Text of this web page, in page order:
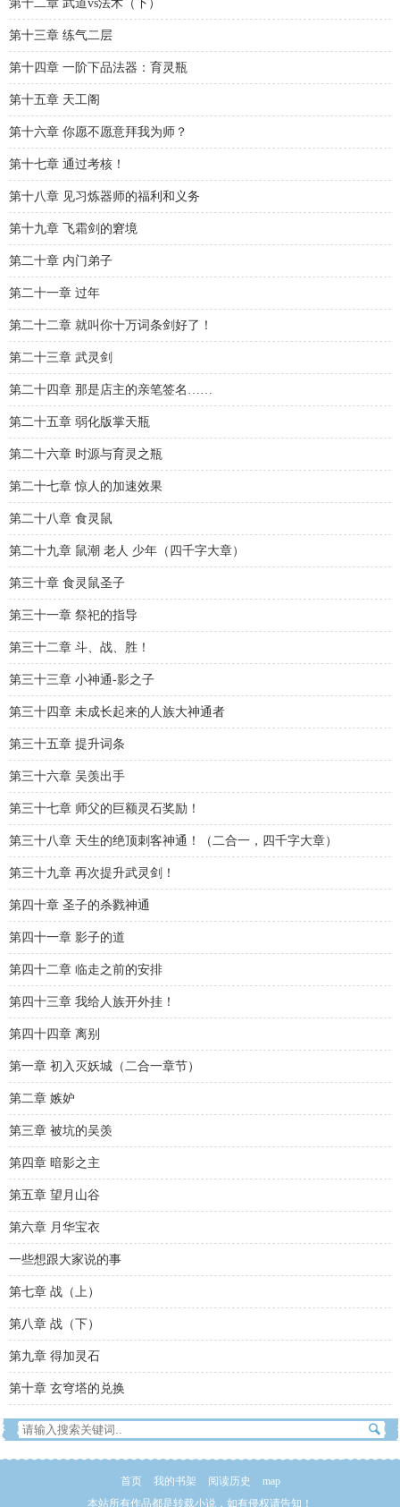
第十二章 武道vs法术（下）
第十三章 练气二层
第十四章 一阶下品法器：育灵瓶
第十五章 天工阁
第十六章 你愿不愿意拜我为师？
第十七章 通过考核！
第十八章 见习炼器师的福利和义务
第十九章 飞霜剑的窘境
第二十章 内门弟子
第二十一章 过年
第二十二章 就叫你十万词条剑好了！
第二十三章 武灵剑
第二十四章 那是店主的亲笔签名……
第二十五章 弱化版掌天瓶
第二十六章 时源与育灵之瓶
第二十七章 惊人的加速效果
第二十八章 食灵鼠
第二十九章 鼠潮 老人 少年（四千字大章）
第三十章 食灵鼠圣子
第三十一章 祭祀的指导
第三十二章 斗、战、胜！
第三十三章 小神通-影之子
第三十四章 未成长起来的人族大神通者
第三十五章 提升词条
第三十六章 吴羡出手
第三十七章 师父的巨额灵石奖励！
第三十八章 天生的绝顶刺客神通！（二合一，四千字大章）
第三十九章 再次提升武灵剑！
第四十章 圣子的杀戮神通
第四十一章 影子的道
第四十二章 临走之前的安排
第四十三章 我给人族开外挂！
第四十四章 离别
第一章 初入灭妖城（二合一章节）
第二章 嫉妒
第三章 被坑的吴羡
第四章 暗影之主
第五章 望月山谷
第六章 月华宝衣
一些想跟大家说的事
第七章 战（上）
第八章 战（下）
第九章 得加灵石
第十章 玄穹塔的兑换
首页 我的书架 阅读历史
map
本站所有作品都是转载小说，如有侵权请告知！